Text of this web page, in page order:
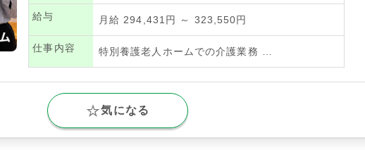
給与 月給 294,431円 ～ 323,550円
仕事内容 特別養護老人ホームでの介護業務 …
気になる